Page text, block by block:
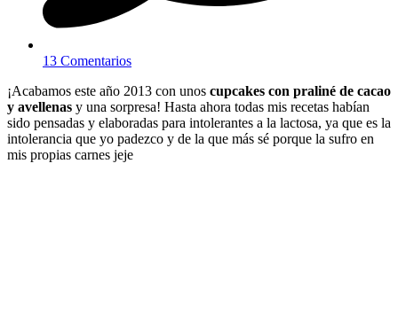
13 Comentarios
¡Acabamos este año 2013 con unos cupcakes con praliné de cacao
y avellenas y una sorpresa! Hasta ahora todas mis recetas habían
sido pensadas y elaboradas para intolerantes a la lactosa, ya que es la
intolerancia que yo padezco y de la que más sé porque la sufro en
mis propias carnes jeje